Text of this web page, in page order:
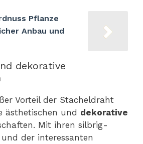
Pflanze
Anbau und
dekorative
Vorteil der Stacheldraht
ästhetischen und dekorative
Mit ihren silbrig-
der interessanten